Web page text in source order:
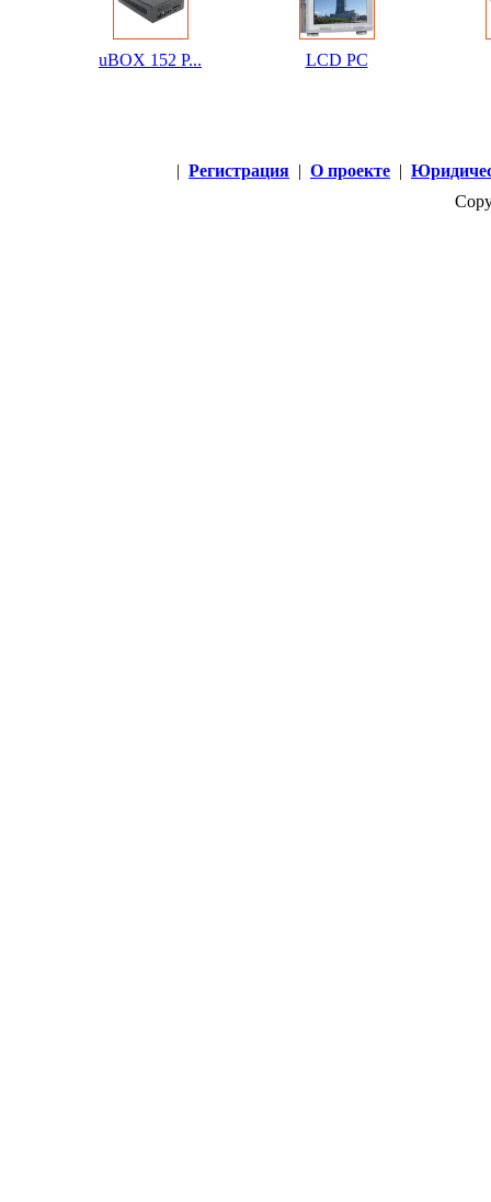
uBOX 152 P... LCD PC
| Регистрация | О проекте |